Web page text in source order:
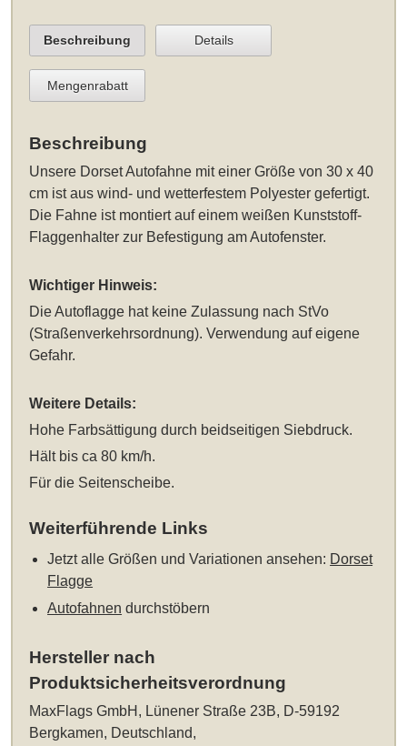
Beschreibung Details
Mengenrabatt
Beschreibung
Unsere Dorset Autofahne mit einer Größe von 30 x 40
cm ist aus wind- und wetterfestem Polyester gefertigt.
Die Fahne ist montiert auf einem weißen Kunststoff-
Flaggenhalter zur Befestigung am Autofenster.
Wichtiger Hinweis:
Die Autoflagge hat keine Zulassung nach StVo
(Straßenverkehrsordnung). Verwendung auf eigene
Gefahr.
Weitere Details:
Hohe Farbsättigung durch beidseitigen Siebdruck.
Hält bis ca 80 km/h.
Für die Seitenscheibe.
Weiterführende Links
Jetzt alle Größen und Variationen ansehen: Dorset
Flagge
Autofahnen durchstöbern
Hersteller nach
Produktsicherheitsverordnung
MaxFlags GmbH, Lünener Straße 23B, D-59192
Bergkamen, Deutschland,